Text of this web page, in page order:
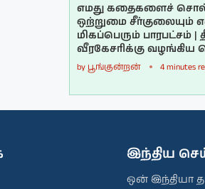
எமது கதைகளைச்
ஒற்றுமை சீர்குலையும்
மிகப்பெரும் பாரபட்சம்
வீரகேசரிக்கு வழங்கிய
by பூங்குன்றன் 4 minutes
இந்திய
ஒன் இந்தியா